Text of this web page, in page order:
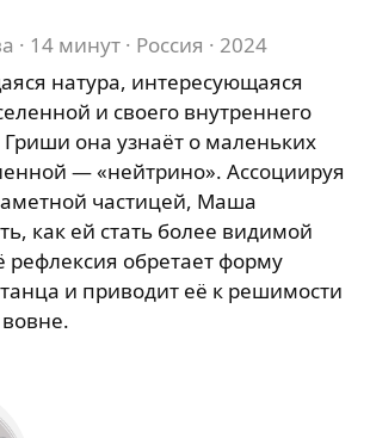
14 минут · Россия · 2024
натура, интересующаяся
и своего внутреннего
она узнаёт о маленьких
— «нейтрино». Ассоциируя
частицей, Маша
как ей стать более видимой
рефлексия обретает форму
и приводит её к решимости